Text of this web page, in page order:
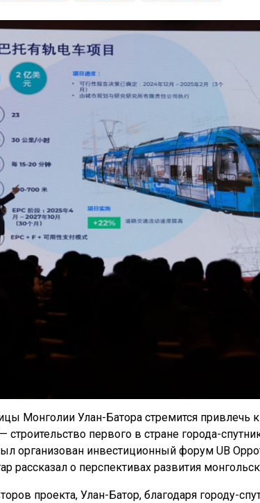
Монголии Улан-Батора стремится привлечь
строительство первого в стране города-
организован инвестиционный форум UB
рассказал о перспективах развития
проекта, Улан-Батор, благодаря городу-